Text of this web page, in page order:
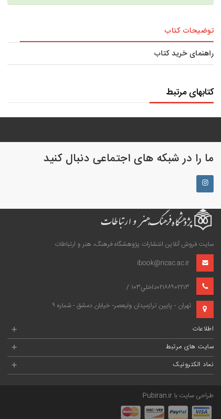
توضیحات کتاب
راهنمای خرید کتاب
کتابهای مرتبط
ما را در شبکه های اجتماعی دنبال کنید
سایت فروش آنلاین انتشارات پژوهشگاه فرهنگ، هنر و ارتباطات
ibook@ricac.ac.ir
۰۲۱۸۸۹۰۲۲۱۳داخلي۱۰۳ /
تهران - پايين‌ ترازميدان وليعصر- خيابان دمشق - شماره ۹
اطلاعات
+
سایت های مرتبط
+
نماد الکترونیک
+
طراحی سایت با Pubiran.ir